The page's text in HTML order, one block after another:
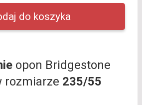
opon Bridgestone
rozmiarze 235/55